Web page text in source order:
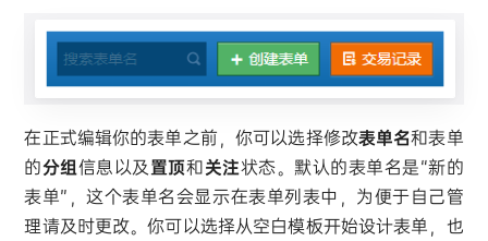
在正式编辑你的表单之前，你可以选择修改表单名和表单
的分组信息以及置顶和关注状态。默认的表单名是“新的
表单”，这个表单名会显示在表单列表中，为便于自己管
理请及时更改。你可以选择从空白模板开始设计表单，也